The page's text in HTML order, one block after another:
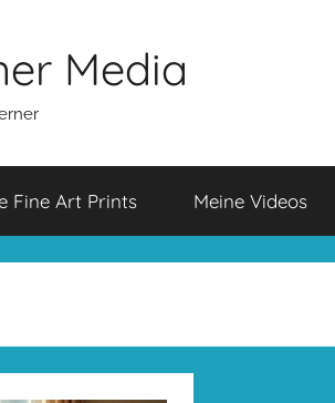
Media
Fine Art Prints Meine Videos